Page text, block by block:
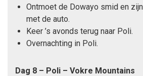
Ontmoet de Dowayo smid en
met de auto.
Keer ’s avonds terug naar Poli.
Overnachting in Poli.
Dag 8 – Poli – Vokre Mountains